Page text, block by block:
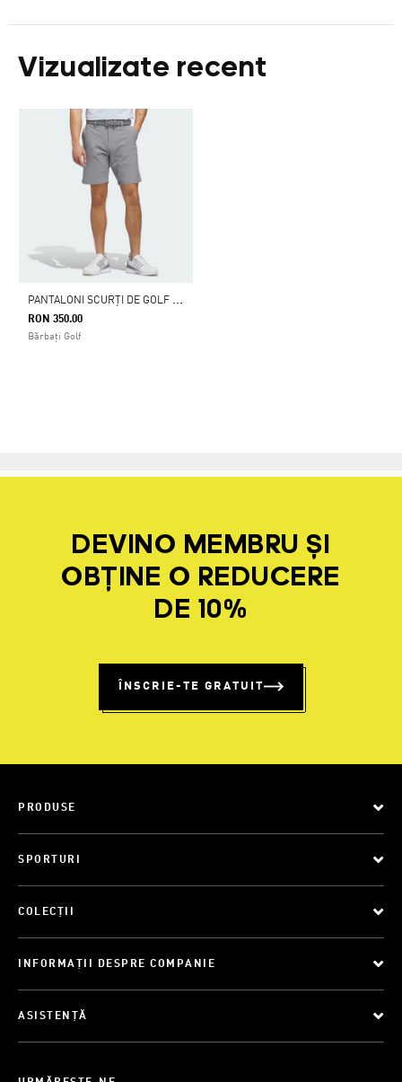
Vizualizate recent
P
ANTALONI SCURȚI DE GOLF ULTIMATE365 DE 21,5 CM
RON 350.00
Bărbați Golf
DEVINO MEMBRU ȘI
OBȚINE O REDUCERE
DE 10%
ÎNSCRIE-TE GRATUIT
PRODUSE
SPORTURI
COLECȚII
INFORMAȚII DESPRE COMPANIE
ASISTENȚĂ